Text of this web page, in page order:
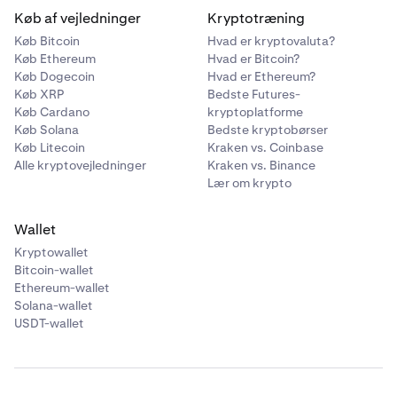
Køb af vejledninger
Køb Bitcoin
Køb Ethereum
Køb Dogecoin
Køb XRP
Køb Cardano
Køb Solana
Køb Litecoin
Alle kryptovejledninger
Kryptotræning
Hvad er kryptovaluta?
Hvad er Bitcoin?
Hvad er Ethereum?
Bedste Futures-
kryptoplatforme
Bedste kryptobørser
Kraken vs. Coinbase
Kraken vs. Binance
Lær om krypto
Wallet
Kryptowallet
Bitcoin-wallet
Ethereum-wallet
Solana-wallet
USDT-wallet